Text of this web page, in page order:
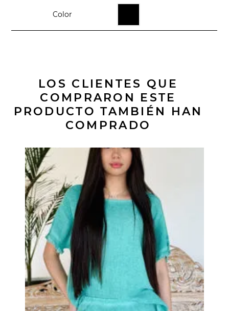
Color
LOS CLIENTES QUE
COMPRARON ESTE
PRODUCTO TAMBIÉN HAN
COMPRADO